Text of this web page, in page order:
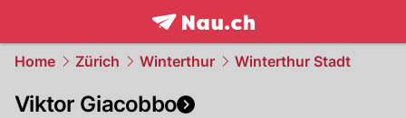
frontpage.NAU.ch
Home Zürich Winterthur Winterthur Stadt
Viktor Giacobbo